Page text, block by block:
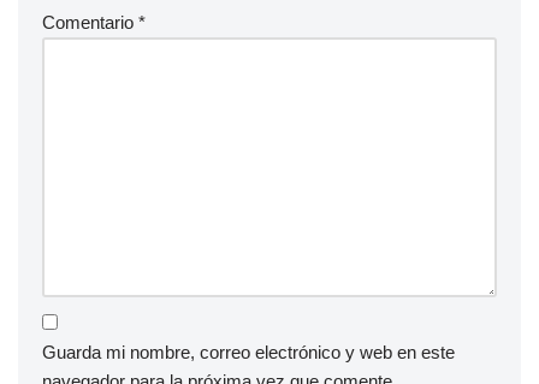
Comentario *
Guarda mi nombre, correo electrónico y web en este